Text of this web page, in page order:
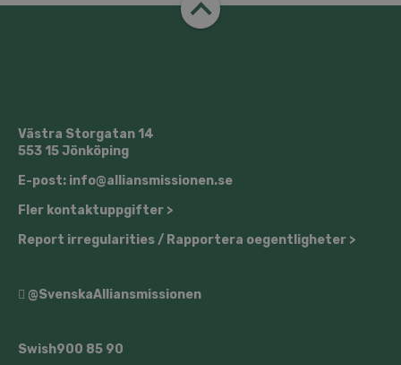
Västra Storgatan 14
553 15 Jönköping
E-post: info@alliansmissionen.se
Fler kontaktuppgifter >
Report irregularities / Rapportera oegentligheter >
@SvenskaAlliansmissionen
Swish900 85 90